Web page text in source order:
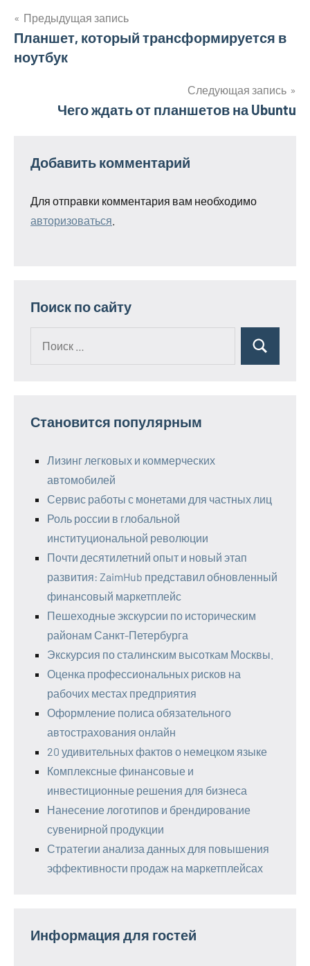
Навигация
по
Предыдущая запись
Планшет, который трансформируется в
ноутбук
Следующая запись
Чего ждать от планшетов на Ubuntu
Добавить комментарий
Для отправки комментария вам необходимо
авторизоваться
Поиск по сайту
Поиск
Становится популярным
Лизинг легковых и коммерческих
автомобилей
Сервис работы с монетами для частных лиц
Роль россии в глобальной
институциональной революции
Почти десятилетний опыт и новый этап
развития: ZaimHub представил обновленный
финансовый маркетплейс
Пешеходные экскурсии по историческим
районам Санкт-Петербурга
Экскурсия по сталинским высоткам Москвы.
Оценка профессиональных рисков на
рабочих местах предприятия
Оформление полиса обязательного
автострахования онлайн
20 удивительных фактов о немецком языке
Комплексные финансовые и
инвестиционные решения для бизнеса
Нанесение логотипов и брендирование
сувенирной продукции
Стратегии анализа данных для повышения
эффективности продаж на маркетплейсах
Информация для гостей